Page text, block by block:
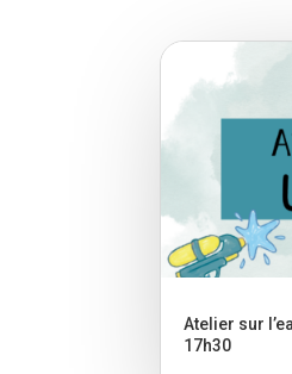
Atelier sur
17h30